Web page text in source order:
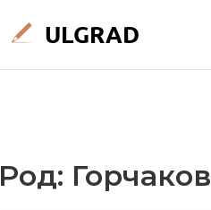
Род: Горчаков